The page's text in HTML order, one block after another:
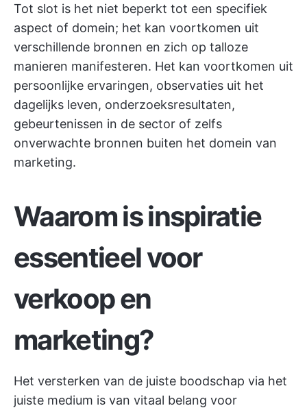
Tot slot is het niet beperkt tot een specifiek
aspect of domein; het kan voortkomen uit
verschillende bronnen en zich op talloze
manieren manifesteren. Het kan voortkomen uit
persoonlijke ervaringen, observaties uit het
dagelijks leven, onderzoeksresultaten,
gebeurtenissen in de sector of zelfs
onverwachte bronnen buiten het domein van
marketing.
Waarom is inspiratie
essentieel voor
verkoop en
marketing?
Het versterken van de juiste boodschap via het
juiste medium is van vitaal belang voor